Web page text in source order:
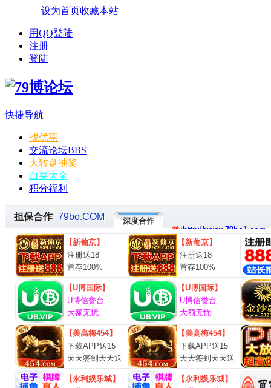
设为首页收藏本站
用QQ登陆
注册
登陆
快捷导航
找优惠
交流论坛BBS
大转盘抽奖
白菜大全
积分福利